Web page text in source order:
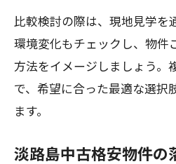
比較検討の際は、現地見学を
環境変化もチェックし、物件
方法をイメージしましょう。
で、希望に合った最適な選択
ます。
淡路島中古格安物件の